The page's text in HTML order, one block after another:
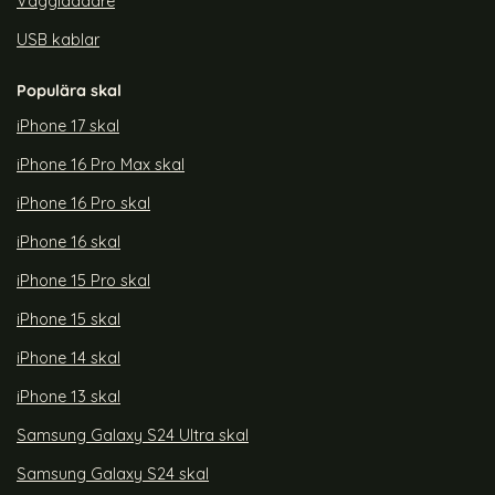
USB kablar
Populära skal
iPhone 17 skal
iPhone 16 Pro Max skal
iPhone 16 Pro skal
iPhone 16 skal
iPhone 15 Pro skal
iPhone 15 skal
iPhone 14 skal
iPhone 13 skal
Samsung Galaxy S24 Ultra skal
Samsung Galaxy S24 skal